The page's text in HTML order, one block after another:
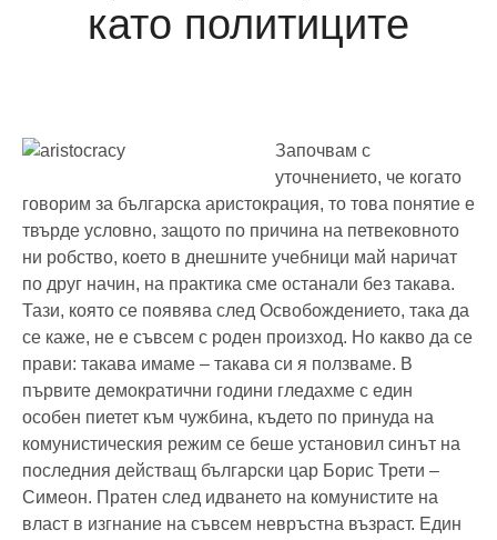
като политиците
Започвам с
уточнението, че когато
говорим за българска аристокрация, то това понятие е
твърде условно, защото по причина на петвековното
ни робство, което в днешните учебници май наричат
по друг начин, на практика сме останали без такава.
Тази, която се появява след Освобождението, така да
се каже, не е съвсем с роден произход. Но какво да се
прави: такава имаме – такава си я ползваме. В
първите демократични години гледахме с един
особен пиетет към чужбина, където по принуда на
комунистическия режим се беше установил синът на
последния действащ български цар Борис Трети –
Симеон. Пратен след идването на комунистите на
власт в изгнание на съвсем невръстна възраст. Един